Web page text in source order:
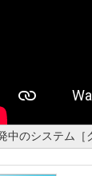
中のシステム［